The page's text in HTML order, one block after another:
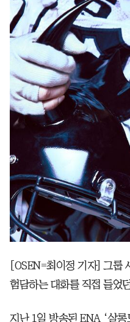
[OSEN=최이정 기자] 그룹
험담하는 대화를 직접 들었
지난 1일 방송된 ENA ‘살